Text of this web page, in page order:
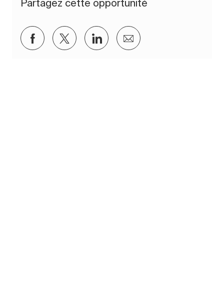
Partagez cette opportunité
Partager via Facebook
Partager via twitter
Partager via LinkedIn
Partager par e-mail